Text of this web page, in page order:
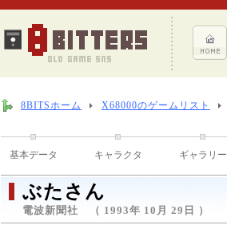
8BITSホーム X68000のゲームリスト
基本データ キャラクタ ギャラリー
ぶたさん
電波新聞社 （ 1993年 10月 29日 ）